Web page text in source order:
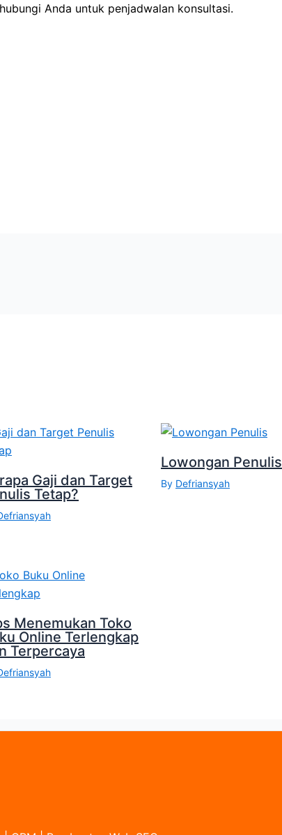
Anda untuk penjadwalan konsultasi.
Gaji dan Target
Tetap?
Lowongan Penulis
By Defriansyah
Menemukan Toko
Online Terlengkap
Terpercaya